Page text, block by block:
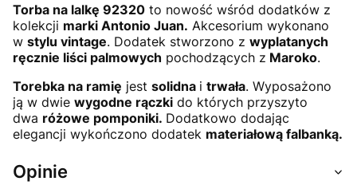
Torba na lalkę 92320 to nowość wśród dodatków z
kolekcji marki Antonio Juan. Akcesorium wykonano
w stylu vintage. Dodatek stworzono z wyplatanych
ręcznie liści palmowych pochodzących z Maroko.
Torebka na ramię jest solidna i trwała. Wyposażono
ją w dwie wygodne rączki do których przyszyto
dwa różowe pomponiki. Dodatkowo dodając
elegancji wykończono dodatek materiałową falbanką.
Opinie